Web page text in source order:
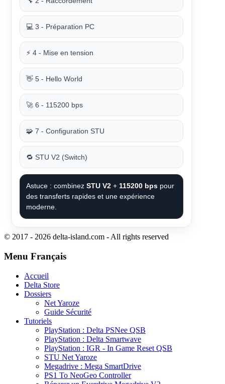
💻 3 - Préparation PC
⚡ 4 - Mise en tension
👋 5 - Hello World
🚀 6 - 115200 bps
🧩 7 - Configuration STU
🔁 STU V2 (Switch)
Astuce : combinez STU V2 + 115200 bps pour
des transferts rapides et une expérience
moderne.
© 2017 - 2026 delta-island.com - All rights reserved
Menu Français
Accueil
Delta Store
Dossiers
Net Yaroze
Guide Sécurité
Tutoriels
PlayStation : Delta PSNee QSB
PlayStation : Delta Smartwave
PlayStation : IGR - In Game Reset QSB
STU Net Yaroze
Megadrive : Mega SmartDrive
PS1 To NeoGeo Controller